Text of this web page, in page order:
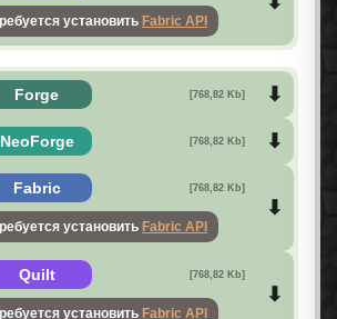
установить Fabric API
Forge [768,82 Kb]
NeoForge [768,82 Kb]
Fabric [768,82 Kb]
установить Fabric API
Quilt [768,82 Kb]
установить Fabric API